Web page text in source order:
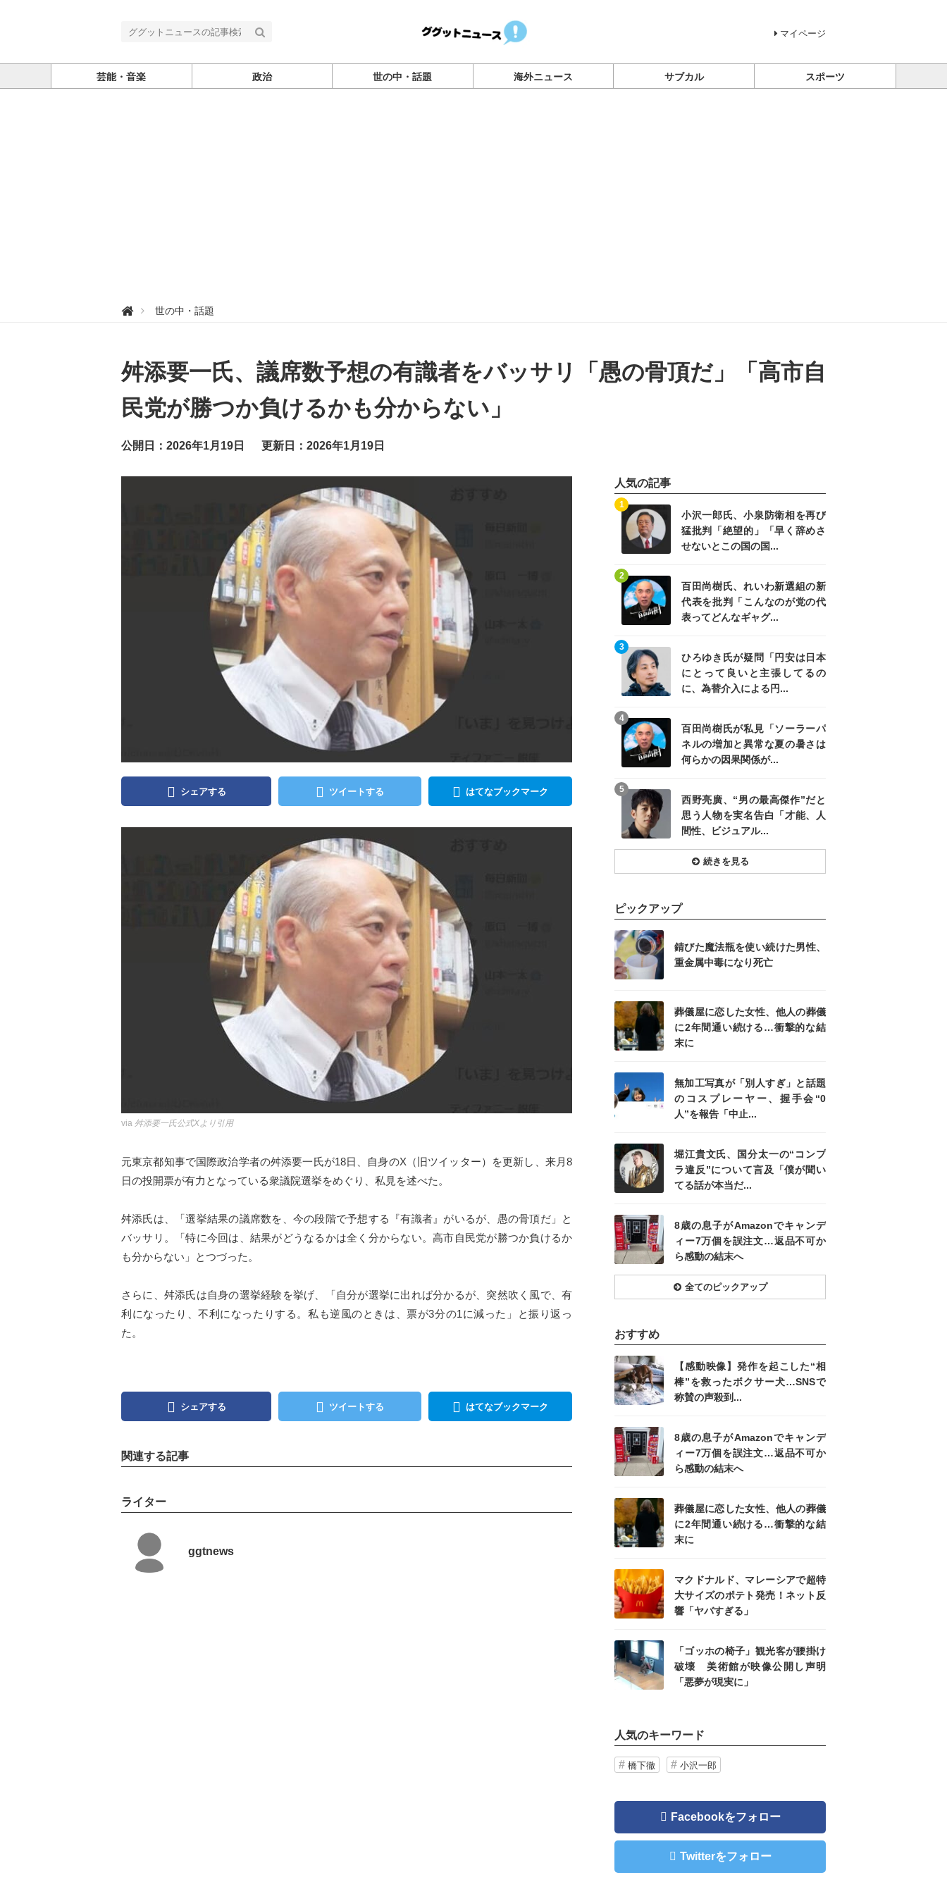
マイページ
芸能・音楽 政治 世の中・話題 海外ニュース サブカル スポーツ
グ
ュ
ー
ス
世の中・話題
舛添要一氏、議席数予想の有識者をバッサリ「愚の骨頂だ」「高市自
民党が勝つか負けるかも分からない」
公開日：2026年1月19日 更新日：2026年1月19日
シェアする ツイートする はてなブックマーク
via 舛添要一氏公式Xより引用
元東京都知事で国際政治学者の舛添要一氏が18日、自身のX（旧ツイッター）を更新し、来月8
日の投開票が有力となっている衆議院選挙をめぐり、私見を述べた。
舛添氏は、「選挙結果の議席数を、今の段階で予想する『有識者』がいるが、愚の骨頂だ」と
バッサリ。「特に今回は、結果がどうなるかは全く分からない。高市自民党が勝つか負けるか
も分からない」とつづった。
さらに、舛添氏は自身の選挙経験を挙げ、「自分が選挙に出れば分かるが、突然吹く風で、有
利になったり、不利になったりする。私も逆風のときは、票が3分の1に減った」と振り返っ
た。
シェアする ツイートする はてなブックマーク
関連する記事
ライター
ggtnews
人気の記事
小沢一郎氏、小泉防衛相を再び
猛批判「絶望的」「早く辞めさ
せないとこの国の国...
1
百田尚樹氏、れいわ新選組の新
代表を批判「こんなのが党の代
表ってどんなギャグ...
2
ひろゆき氏が疑問「円安は日本
にとって良いと主張してるの
に、為替介入による円...
3
百田尚樹氏が私見「ソーラーパ
ネルの増加と異常な夏の暑さは
何らかの因果関係が...
4
西野亮廣、“男の最高傑作”だと
思う人物を実名告白「才能、人
間性、ビジュアル...
5
続きを見る
ピックアップ
錆びた魔法瓶を使い続けた男性、
重金属中毒になり死亡
葬儀屋に恋した女性、他人の葬儀
に2年間通い続ける…衝撃的な結
末に
無加工写真が「別人すぎ」と話題
のコスプレーヤー、握手会“0
人”を報告「中止...
堀江貴文氏、国分太一の“コンプ
ラ違反”について言及「僕が聞い
てる話が本当だ...
8歳の息子がAmazonでキャンデ
ィー7万個を誤注文…返品不可か
ら感動の結末へ
記事を読む
全てのピックアップ
おすすめ
【感動映像】発作を起こした“相
棒”を救ったボクサー犬…SNSで
称賛の声殺到...
8歳の息子がAmazonでキャンデ
ィー7万個を誤注文…返品不可か
ら感動の結末へ
葬儀屋に恋した女性、他人の葬儀
に2年間通い続ける…衝撃的な結
末に
マクドナルド、マレーシアで超特
大サイズのポテト発売！ネット反
響「ヤバすぎる」
「ゴッホの椅子」観光客が腰掛け
破壊 美術館が映像公開し声明
「悪夢が現実に」
人気のキーワード
橋下徹 小沢一郎
Facebookをフォロー
Twitterをフォロー